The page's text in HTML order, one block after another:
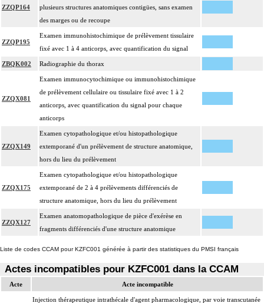
ZZQP164
plusieurs structures anatomiques contigües, sans examen
des marges ou de recoupe
ZZQP195
Examen immunohistochimique de prélèvement tissulaire
fixé avec 1 à 4 anticorps, avec quantification du signal
ZBQK002 Radiographie du thorax
ZZQX081
Examen immunocytochimique ou immunohistochimique
de prélèvement cellulaire ou tissulaire fixé avec 1 à 2
anticorps, avec quantification du signal pour chaque
anticorps
ZZQX149
Examen cytopathologique et/ou histopathologique
extemporané d'un prélèvement de structure anatomique,
hors du lieu du prélèvement
ZZQX175
Examen cytopathologique et/ou histopathologique
extemporané de 2 à 4 prélèvements différenciés de
structure anatomique, hors du lieu du prélèvement
ZZQX127
Examen anatomopathologique de pièce d'exérèse en
fragments différenciés d'une structure anatomique
Liste de codes CCAM pour KZFC001 générée à partir des statistiques du PMSI français
Actes incompatibles pour KZFC001 dans la CCAM
Acte Acte incompatible
Injection thérapeutique intrathécale d'agent pharmacologique, par voie transcutanée